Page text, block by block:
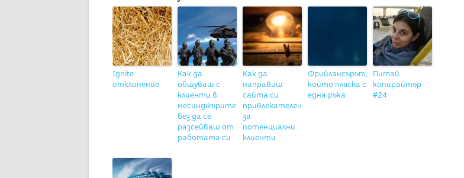
Ignite
отклонение
Как да
общуваш с
клиенти в
месинджърите
без да се
разсейваш от
работата си
Как да
направиш
сайта си
привлекателен
за
потенциални
клиенти
Фрийлансърът,
който пляска с
една ръка
Питай
копирайтър
#24